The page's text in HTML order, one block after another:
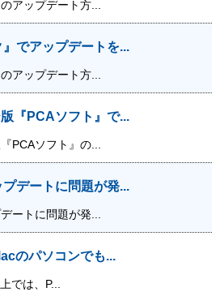
アップデート方...
』でアップデートを...
アップデート方...
『PCAソフト』で...
PCAソフト』の...
プデートに問題が発...
ートに問題が発...
のパソコンでも...
では、P...